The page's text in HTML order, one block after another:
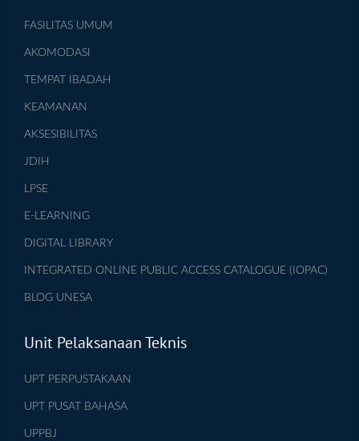
FASILITAS UMUM
AKOMODASI
TEMPAT IBADAH
KEAMANAN
AKSESIBILITAS
JDIH
LPSE
E-LEARNING
DIGITAL LIBRARY
INTEGRATED ONLINE PUBLIC ACCESS CATALOGUE (IOPAC)
BLOG UNESA
Unit Pelaksanaan Teknis
UPT PERPUSTAKAAN
UPT PUSAT BAHASA
UPPBJ